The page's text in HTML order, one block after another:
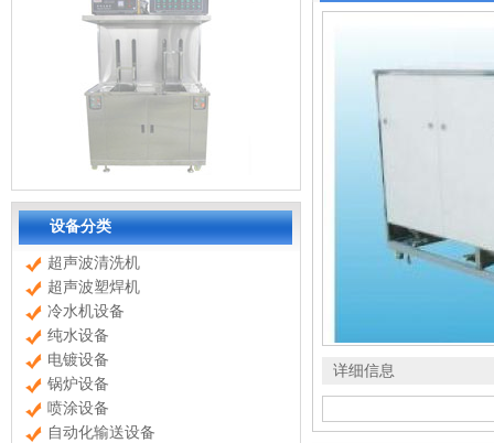
设备分类
超声波清洗机
超声波塑焊机
冷水机设备
纯水设备
电镀设备
锅炉设备
喷涂设备
自动化输送设备
详细信息